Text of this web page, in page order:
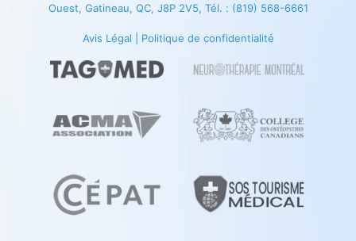
Ouest, Gatineau, QC, J8P 2V5, Tél. : (819) 568-6661
Avis Légal Politique de confidentialité